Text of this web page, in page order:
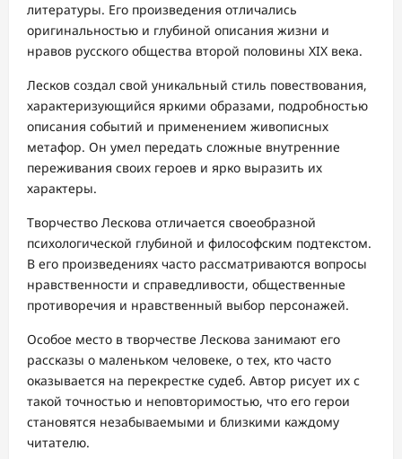
литературы. Его произведения отличались
оригинальностью и глубиной описания жизни и
нравов русского общества второй половины XIX века.
Лесков создал свой уникальный стиль повествования,
характеризующийся яркими образами, подробностью
описания событий и применением живописных
метафор. Он умел передать сложные внутренние
переживания своих героев и ярко выразить их
характеры.
Творчество Лескова отличается своеобразной
психологической глубиной и философским подтекстом.
В его произведениях часто рассматриваются вопросы
нравственности и справедливости, общественные
противоречия и нравственный выбор персонажей.
Особое место в творчестве Лескова занимают его
рассказы о маленьком человеке, о тех, кто часто
оказывается на перекрестке судеб. Автор рисует их с
такой точностью и неповторимостью, что его герои
становятся незабываемыми и близкими каждому
читателю.